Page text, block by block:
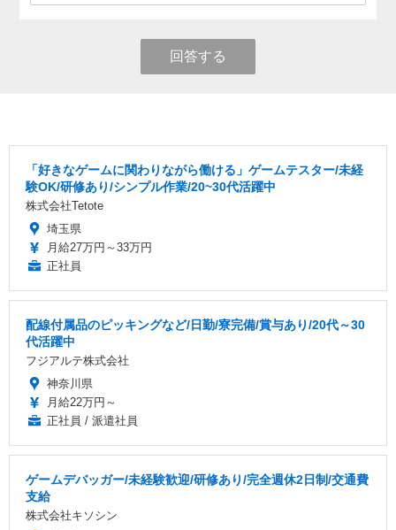
回答する
「好きなゲームに関わりながら働ける」ゲームテスター/未経
験OK/研修あり/シンプル作業/20~30代活躍中
株式会社Tetote
埼玉県
月給27万円～33万円
正社員
配線付属品のピッキングなど/日勤/寮完備/賞与あり/20代～30
代活躍中
フジアルテ株式会社
神奈川県
月給22万円～
正社員 / 派遣社員
ゲームデバッガー/未経験歓迎/研修あり/完全週休2日制/交通費
支給
株式会社キソシン